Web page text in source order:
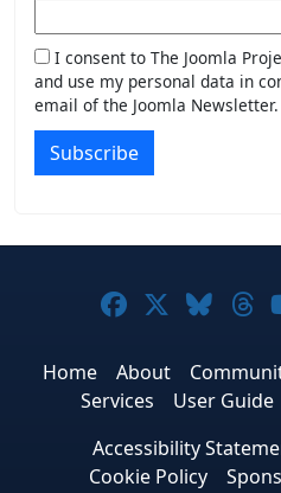
I consent to The Joomla
and use my personal data in
email of the Joomla Newsletter.
Subscribe
Joomla! on
Joomla!
Home About
Services
User Guide
Accessibility
Cookie Policy